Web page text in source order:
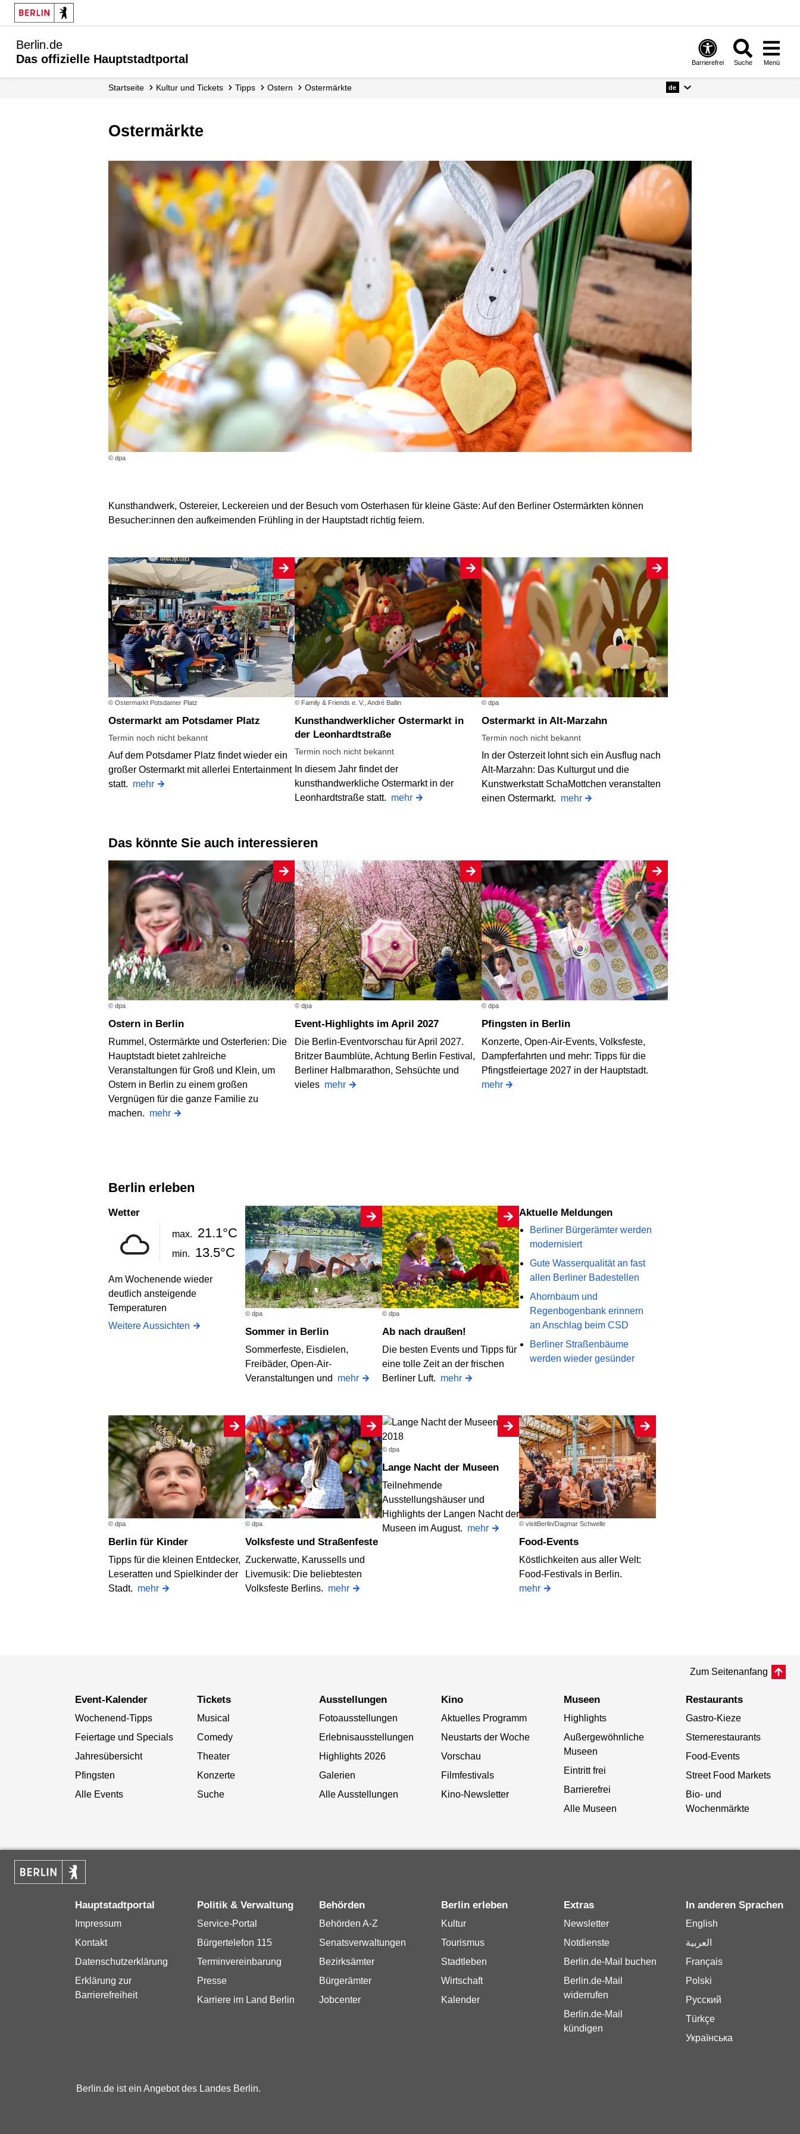
Berlin.de
Das offizielle Hauptstadtportal
Barrierefrei Suche Menü
Startseite Kultur und Tickets Tipps Ostern Ostermärkte de
Ostermärkte
© dpa
Kunsthandwerk, Ostereier, Leckereien und der Besuch vom Osterhasen für kleine Gäste: Auf den Berliner Ostermärkten können
Besucher:innen den aufkeimenden Frühling in der Hauptstadt richtig feiern.
© Ostermarkt Potsdamer Platz
Ostermarkt am Potsdamer Platz
Termin noch nicht bekannt
Auf dem Potsdamer Platz findet wieder ein
großer Ostermarkt mit allerlei Entertainment
statt. mehr
© Family & Friends e. V., André Ballin
Kunsthandwerklicher Ostermarkt in
der Leonhardtstraße
Termin noch nicht bekannt
In diesem Jahr findet der
kunsthandwerkliche Ostermarkt in der
Leonhardtstraße statt. mehr
© dpa
Ostermarkt in Alt-Marzahn
Termin noch nicht bekannt
In der Osterzeit lohnt sich ein Ausflug nach
Alt-Marzahn: Das Kulturgut und die
Kunstwerkstatt SchaMottchen veranstalten
einen Ostermarkt. mehr
Das könnte Sie auch interessieren
© dpa
Ostern in Berlin
Rummel, Ostermärkte und Osterferien: Die
Hauptstadt bietet zahlreiche
Veranstaltungen für Groß und Klein, um
Ostern in Berlin zu einem großen
Vergnügen für die ganze Familie zu
machen. mehr
© dpa
Event-Highlights im April 2027
Die Berlin-Eventvorschau für April 2027.
Britzer Baumblüte, Achtung Berlin Festival,
Berliner Halbmarathon, Sehsüchte und
vieles mehr
© dpa
Pfingsten in Berlin
Konzerte, Open-Air-Events, Volksfeste,
Dampferfahrten und mehr: Tipps für die
Pfingstfeiertage 2027 in der Hauptstadt.
mehr
Berlin erleben
Wetter
max. 21.1°C
min. 13.5°C
Am Wochenende wieder
deutlich ansteigende
Temperaturen
Weitere Aussichten
© dpa
Sommer in Berlin
Sommerfeste, Eisdielen,
Freibäder, Open-Air-
Veranstaltungen und mehr
© dpa
Ab nach draußen!
Die besten Events und Tipps für
eine tolle Zeit an der frischen
Berliner Luft. mehr
Aktuelle Meldungen
Berliner Bürgerämter werden
modernisiert
Gute Wasserqualität an fast
allen Berliner Badestellen
Ahornbaum und
Regenbogenbank erinnern
an Anschlag beim CSD
Berliner Straßenbäume
werden wieder gesünder
© dpa
Berlin für Kinder
Tipps für die kleinen Entdecker,
Leseratten und Spielkinder der
Stadt. mehr
© dpa
Volksfeste und Straßenfeste
Zuckerwatte, Karussells und
Livemusik: Die beliebtesten
Volksfeste Berlins. mehr
© dpa
Lange Nacht der Museen
Teilnehmende
Ausstellungshäuser und
Highlights der Langen Nacht der
Museen im August. mehr © visitBerlin/Dagmar Schwelle
Food-Events
Köstlichkeiten aus aller Welt:
Food-Festivals in Berlin.
mehr
Zum Seitenanfang
Event-Kalender
Wochenend-Tipps
Feiertage und Specials
Jahresübersicht
Pfingsten
Alle Events
Tickets
Musical
Comedy
Theater
Konzerte
Suche
Ausstellungen
Fotoausstellungen
Erlebnisausstellungen
Highlights 2026
Galerien
Alle Ausstellungen
Kino
Aktuelles Programm
Neustarts der Woche
Vorschau
Filmfestivals
Kino-Newsletter
Museen
Highlights
Außergewöhnliche
Museen
Eintritt frei
Barrierefrei
Alle Museen
Restaurants
Gastro-Kieze
Sternerestaurants
Food-Events
Street Food Markets
Bio- und
Wochenmärkte
Hauptstadtportal
Impressum
Kontakt
Datenschutzerklärung
Erklärung zur
Barrierefreiheit
Politik & Verwaltung
Service-Portal
Bürgertelefon 115
Terminvereinbarung
Presse
Karriere im Land Berlin
Behörden
Behörden A-Z
Senatsverwaltungen
Bezirksämter
Bürgerämter
Jobcenter
Berlin erleben
Kultur
Tourismus
Stadtleben
Wirtschaft
Kalender
Extras
Newsletter
Notdienste
Berlin.de-Mail buchen
Berlin.de-Mail
widerrufen
Berlin.de-Mail
kündigen
In anderen Sprachen
English
العربية
Français
Polski
Русский
Türkçe
Українська
Berlin.de ist ein Angebot des Landes Berlin.